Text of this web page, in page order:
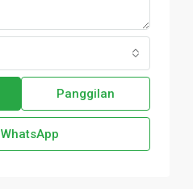
Panggilan
WhatsApp